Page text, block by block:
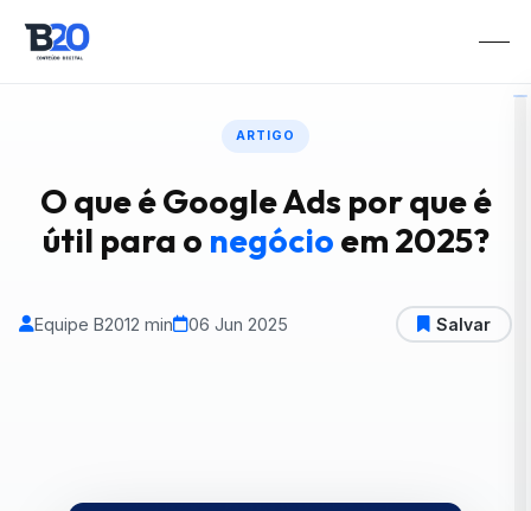
ARTIGO
O que é Google Ads por que é
útil para o negócio em 2025?
Equipe B2012 min 06 Jun 2025 Salvar